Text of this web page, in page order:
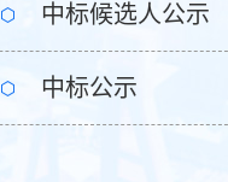
中标候选人公示
中标公示